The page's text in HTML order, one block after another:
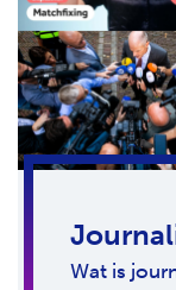
Wat is